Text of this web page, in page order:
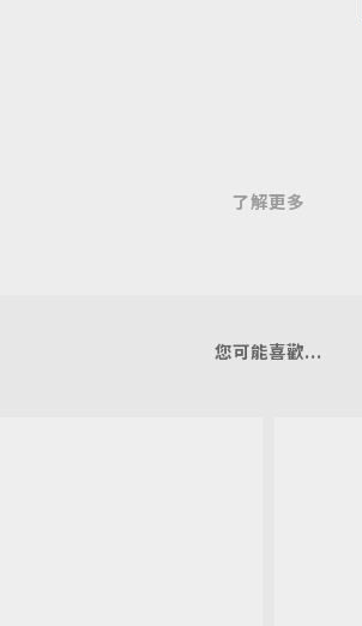
了解更多
您可能喜歡...